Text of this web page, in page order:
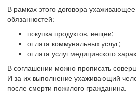
В рамках этого договора
обязанностей:
покупка продуктов, вещей;
оплата коммунальных услуг;
оплата услуг медицинского
В соглашении можно прописать
И за их выполнение ухаживающий
после смерти пожилого гражданина.